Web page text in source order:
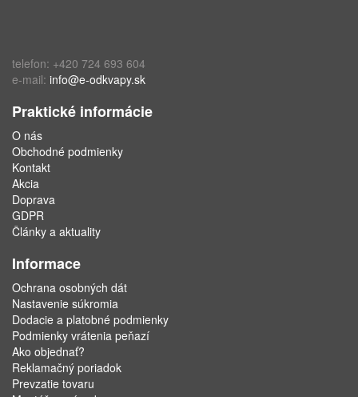
telefon: +420 724 693 604
e-mail: info@e-odkvapy.sk
Praktické informácie
O nás
Obchodné podmienky
Kontakt
Akcia
Doprava
GDPR
Články a aktuality
Informace
Ochrana osobných dát
Nastavenie súkromia
Dodacie a platobné podmienky
Podmienky vrátenia peňazí
Ako objednať?
Reklamačný poriadok
Prevzatie tovaru